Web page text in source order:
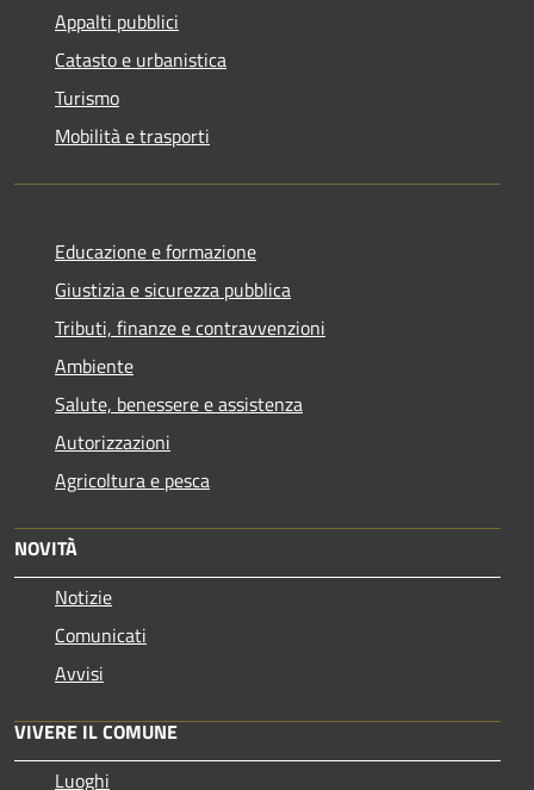
Appalti pubblici
Catasto e urbanistica
Turismo
Mobilità e trasporti
Educazione e formazione
Giustizia e sicurezza pubblica
Tributi, finanze e contravvenzioni
Ambiente
Salute, benessere e assistenza
Autorizzazioni
Agricoltura e pesca
NOVITÀ
Notizie
Comunicati
Avvisi
VIVERE IL COMUNE
Luoghi